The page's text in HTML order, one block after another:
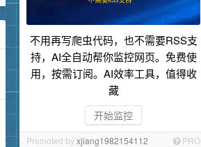
不用再写爬虫代码，也不需要RSS支
持，AI全自动帮你监控网页。免费使
用，按需订阅。AI效率工具，值得收
藏
开始监控
Promoted byxjiang1982154112 PRO